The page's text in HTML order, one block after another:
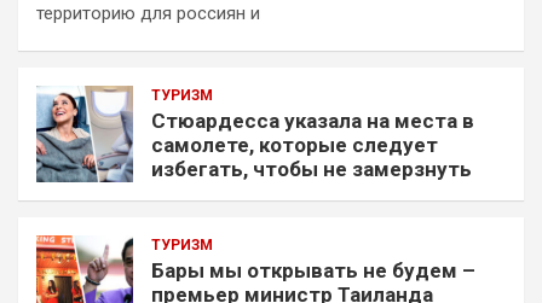
территорию для россиян и
ТУРИЗМ
Стюардесса указала на места в
самолете, которые следует
избегать, чтобы не замерзнуть
ТУРИЗМ
Бары мы открывать не будем –
премьер министр Таиланда